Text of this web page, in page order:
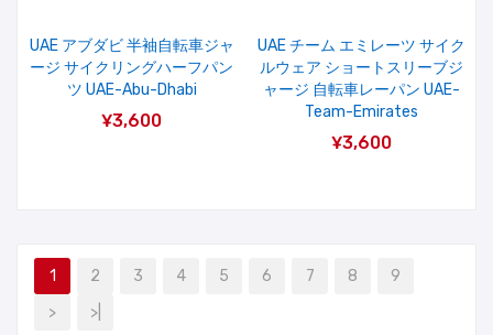
UAE アブダビ 半袖自転車ジャ
ージ サイクリングハーフパン
ツ UAE-Abu-Dhabi
¥3,600
UAE チーム エミレーツ サイク
ルウェア ショートスリーブジ
ャージ 自転車レーパン UAE-
Team-Emirates
¥3,600
1 2 3 4 5 6 7 8
9
>
>|